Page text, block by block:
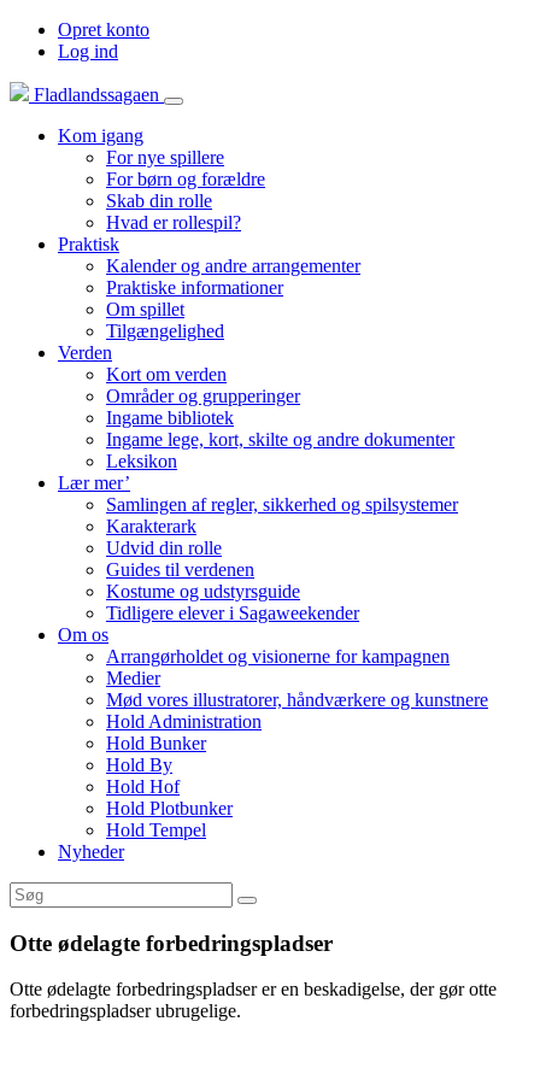
Opret konto
Log ind
Fladlandssagaen
Kom igang
For nye spillere
For børn og forældre
Skab din rolle
Hvad er rollespil?
Praktisk
Kalender og andre arrangementer
Praktiske informationer
Om spillet
Tilgængelighed
Verden
Kort om verden
Områder og grupperinger
Ingame bibliotek
Ingame lege, kort, skilte og andre dokumenter
Leksikon
Lær mer’
Samlingen af regler, sikkerhed og spilsystemer
Karakterark
Udvid din rolle
Guides til verdenen
Kostume og udstyrsguide
Tidligere elever i Sagaweekender
Om os
Arrangørholdet og visionerne for kampagnen
Medier
Mød vores illustratorer, håndværkere og kunstnere
Hold Administration
Hold Bunker
Hold By
Hold Hof
Hold Plotbunker
Hold Tempel
Nyheder
Otte ødelagte forbedringspladser
Otte ødelagte forbedringspladser er en beskadigelse, der gør otte
forbedringspladser ubrugelige.